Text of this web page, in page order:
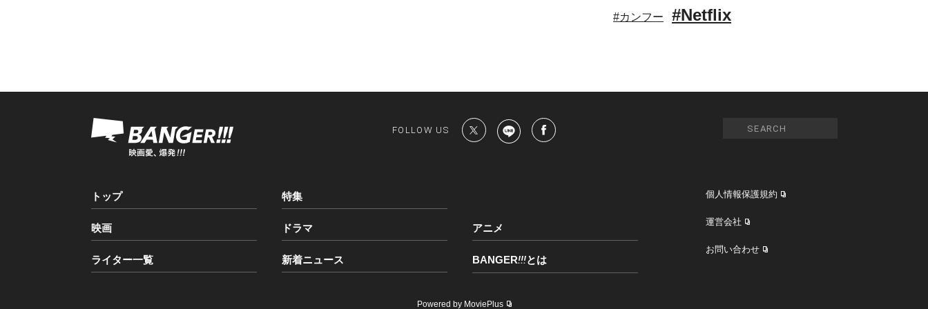
#カンフー #Netflix
FOLLOW US
トップ 特集
映画 ドラマ アニメ
ライター一覧 新着ニュース BANGER!!!とは
個人情報保護規約
運営会社
お問い合わせ
Powered by MoviePlus